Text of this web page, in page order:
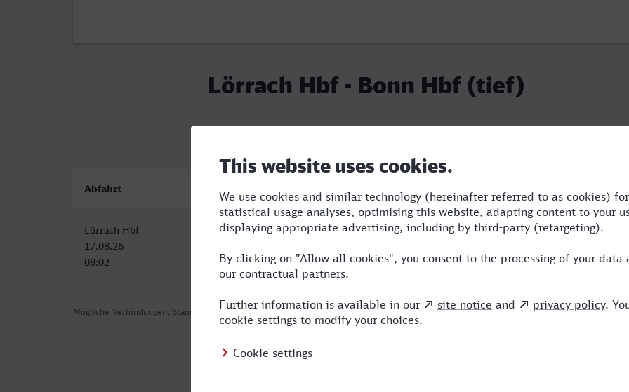
Lörrach Hbf - Bonn Hbf (tief)
Mögliche Verbindungen, Stand: 2026-08-03 17:01
Abfahrt
Lörrach Hbf
17.08.26
08:02
Bonn Hbf (tief)
12:33
4:31 4 STR,SBB,ICE